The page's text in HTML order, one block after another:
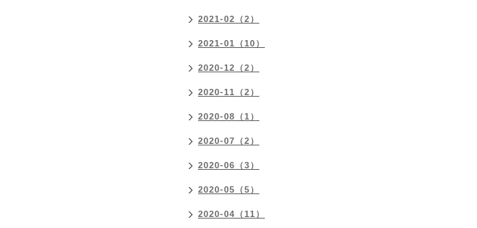
2021-02（2）
2021-01（10）
2020-12（2）
2020-11（2）
2020-08（1）
2020-07（2）
2020-06（3）
2020-05（5）
2020-04（11）